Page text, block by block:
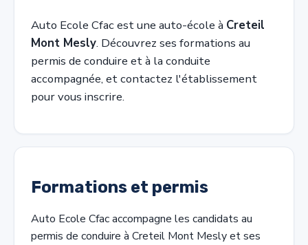
Auto Ecole Cfac est une auto-école à Creteil
Mont Mesly. Découvrez ses formations au
permis de conduire et à la conduite
accompagnée, et contactez l'établissement
pour vous inscrire.
Formations et permis
Auto Ecole Cfac accompagne les candidats au
permis de conduire à Creteil Mont Mesly et ses